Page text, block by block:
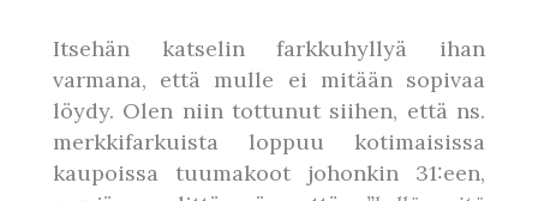
Itsehän katselin farkkuhyllyä ihan
varmana, että mulle ei mitään sopivaa
löydy. Olen niin tottunut siihen, että ns.
merkkifarkuista loppuu kotimaisissa
kaupoissa tuumakoot johonkin 31:een,